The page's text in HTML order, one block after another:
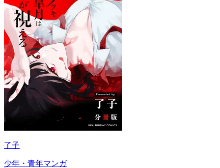
了子
少年・青年マンガ